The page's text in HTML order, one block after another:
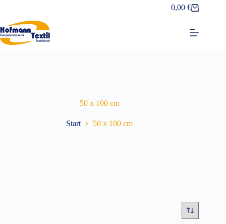
springen
Warenkorb
0,00€
50 x 100 cm
Start 50 x 100 cm